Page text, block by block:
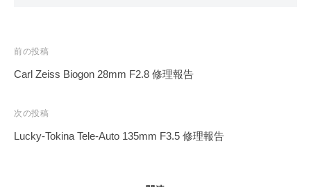
投
稿
ビ
ゲ
前の投稿
Carl Zeiss Biogon 28mm F2.8 修理報告
次の投稿
Lucky-Tokina Tele-Auto 135mm F3.5 修理報告